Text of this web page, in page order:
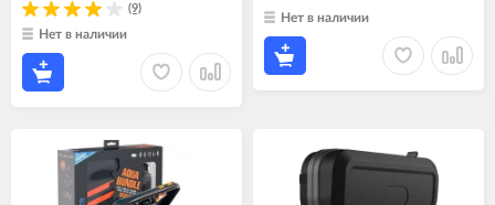
(9)
Нет в наличии
Нет в наличии